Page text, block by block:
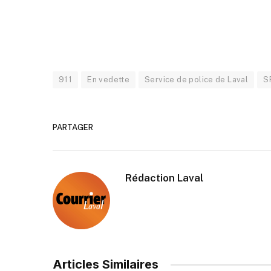
911 En vedette Service de police de Laval
PARTAGER
Rédaction Laval
Articles Similaires